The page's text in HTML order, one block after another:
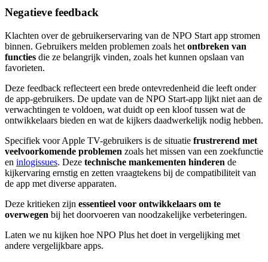
Negatieve feedback
Klachten over de gebruikerservaring van de NPO Start app stromen
binnen. Gebruikers melden problemen zoals het ontbreken van
functies die ze belangrijk vinden, zoals het kunnen opslaan van
favorieten.
Deze feedback reflecteert een brede ontevredenheid die leeft onder
de app-gebruikers. De update van de NPO Start-app lijkt niet aan de
verwachtingen te voldoen, wat duidt op een kloof tussen wat de
ontwikkelaars bieden en wat de kijkers daadwerkelijk nodig hebben.
Specifiek voor Apple TV-gebruikers is de situatie frustrerend met
veelvoorkomende problemen zoals het missen van een zoekfunctie
en inlogissues. Deze technische mankementen hinderen de
kijkervaring ernstig en zetten vraagtekens bij de compatibiliteit van
de app met diverse apparaten.
Deze kritieken zijn essentieel voor ontwikkelaars om te
overwegen bij het doorvoeren van noodzakelijke verbeteringen.
Laten we nu kijken hoe NPO Plus het doet in vergelijking met
andere vergelijkbare apps.